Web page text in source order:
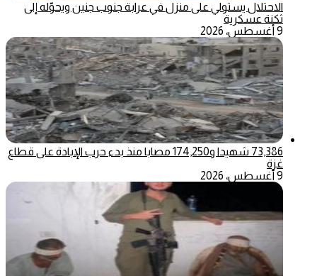
الاحتلال يستولي على منزل في عرابة جنوب جنين ويحوّله إلى
ثكنة عسكرية
9 أغسطس، 2026
73,386 شهيدا و174,250 مصابا منذ بدء حرب الإبادة على قطاع
غزة
9 أغسطس، 2026